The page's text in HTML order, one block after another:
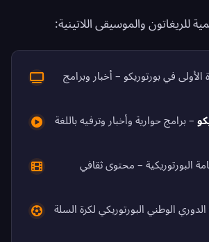
للريغاتون والموسيقى اللاتينية:
الأولى في بورتوريكو – أخبار وبرامج
– برامج حوارية وأخبار وترفيه باللغة
البورتوريكية – محتوى ثقافي
الوطني البورتوريكي لكرة السلة